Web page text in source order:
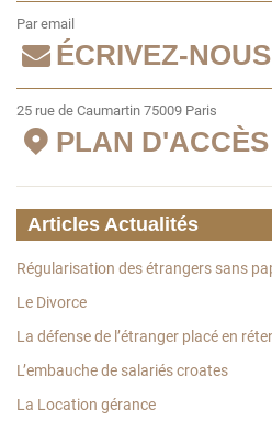
Par email
ÉCRIVEZ-NOUS
25 rue de Caumartin 75009 Paris
PLAN D'ACCÈS
Articles Actualités
Régularisation des étrangers sans
Le Divorce
La défense de l’étranger placé en
L’embauche de salariés croates
La Location gérance